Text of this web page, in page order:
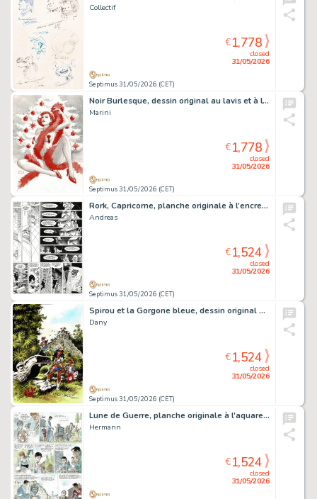
Collectif
Septimus 31/05/2026 (CET)
closed
31/05/2026
€1,778
Noir Burlesque, dessin original au lavis et à l’aquarelle. Au verso joli crayonné original.
Marini
Septimus 31/05/2026 (CET)
closed
31/05/2026
€1,778
Rork, Capricorne, planche originale à l’encre de chine.
Andreas
Septimus 31/05/2026 (CET)
closed
31/05/2026
€1,524
Spirou et la Gorgone bleue, dessin original à l’encre de chine et aux encres de couleurs réalisé pour un tiré à part du tirage de luxe.
Dany
Septimus 31/05/2026 (CET)
closed
31/05/2026
€1,524
Lune de Guerre, planche originale à l’aquarelle pour cet album paru en 2000 chez Dupuis.
Hermann
closed
31/05/2026
€1,524